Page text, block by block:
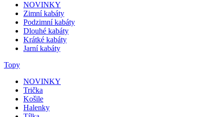
NOVINKY
Zimní kabáty
Podzimní kabáty
Dlouhé kabáty
Krátké kabáty
Jarní kabáty
Topy
NOVINKY
Trička
Košile
Halenky